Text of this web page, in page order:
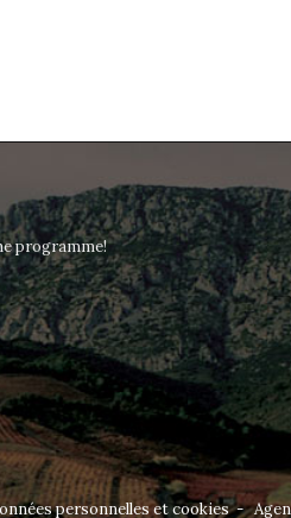
programme!
personnelles et cookies-